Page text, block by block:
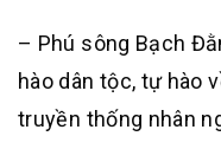
– Phú sông Bạch
hào dân tộc, tự hào
truyền thống nhân